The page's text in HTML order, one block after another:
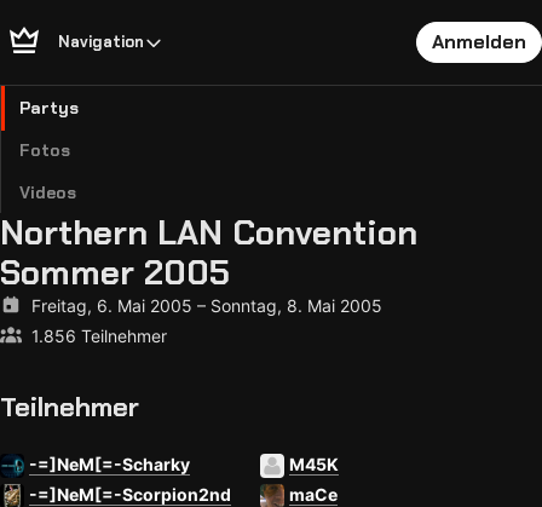
Navigation Anmelden
Partys
Fotos
Videos
Northern LAN Convention
Sommer 2005
Freitag, 6. Mai 2005 – Sonntag, 8. Mai 2005
1.856 Teilnehmer
Teilnehmer
-=]NeM[=-Scharky
-=]NeM[=-Scorpion2nd
M45K
maCe